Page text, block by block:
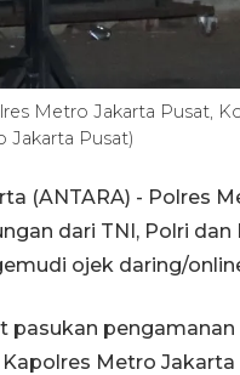
Metro Jakarta Pusat,
Jakarta Pusat)
(ANTARA) - Polres
dari TNI, Polri
ojek daring/
pasukan pengamanan
Metro